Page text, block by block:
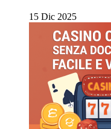
15 Dic 2025